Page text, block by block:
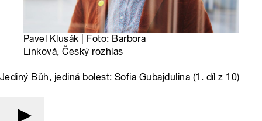
Pavel Klusák | Foto: Barbora
Linková, Český rozhlas
Jediný Bůh, jediná bolest: Sofia Gubajdulina (1. díl z 10)